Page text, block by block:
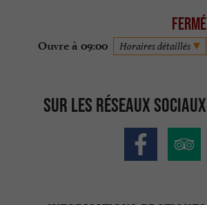
Fermé
Ouvre à 09:00 Horaires détaillés
Sur les réseaux sociaux